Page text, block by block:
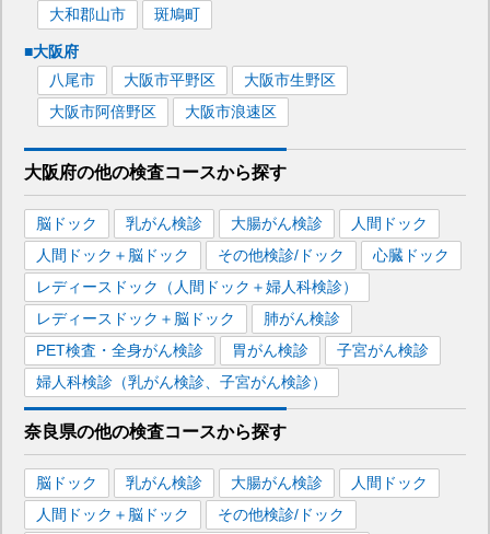
大和郡山市
斑鳩町
■大阪府
八尾市
大阪市平野区
大阪市生野区
大阪市阿倍野区
大阪市浪速区
大阪府の他の検査コースから探す
脳ドック 乳がん検診 大腸がん検診
人間ドック
人間ドック＋脳ドック
その他検診/ドック
心臓ドック
レディースドック（人間ドック＋婦人科検診）
レディースドック＋脳ドック
肺がん検診
PET検査・全身がん検診
胃がん検診
子宮がん検診
婦人科検診（乳がん検診、子宮がん検診）
奈良県の他の検査コースから探す
脳ドック 乳がん検診 大腸がん検診
人間ドック
人間ドック＋脳ドック
その他検診/ドック